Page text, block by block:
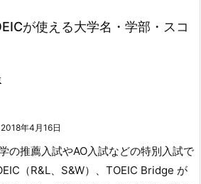
が使える大学名・学部・スコ
2018年4月16日
の推薦入試やAO入試などの特別入試で
（R&L、S&W）、TOEIC Bridge が